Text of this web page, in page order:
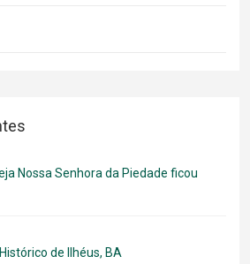
Nossa Senhora da Piedade ficou
de Ilhéus, BA